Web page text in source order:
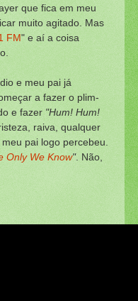
que fica em meu
muito agitado. Mas
FM" e aí a coisa
e meu pai já
a fazer o plim-
e fazer "Hum! Hum!
raiva, qualquer
pai logo percebeu.
Only We Know". Não,